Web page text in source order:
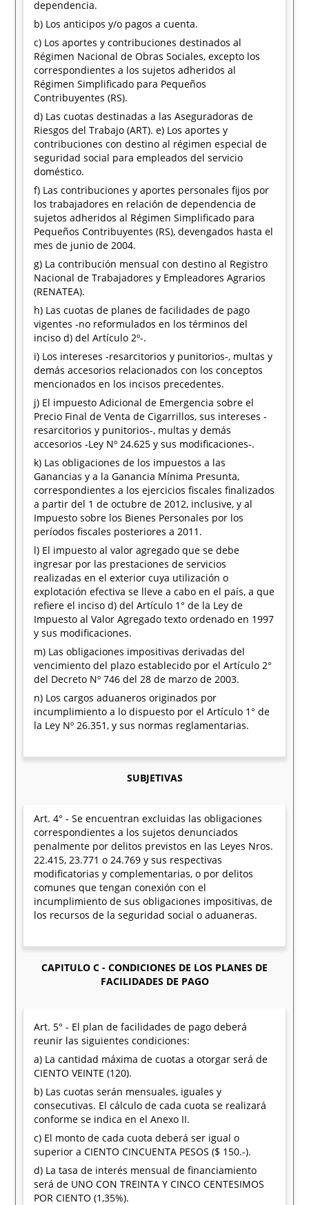
dependencia.
b) Los anticipos y/o pagos a cuenta.
c) Los aportes y contribuciones destinados al
Régimen Nacional de Obras Sociales, excepto los
correspondientes a los sujetos adheridos al
Régimen Simplificado para Pequeños
Contribuyentes (RS).
d) Las cuotas destinadas a las Aseguradoras de
Riesgos del Trabajo (ART). e) Los aportes y
contribuciones con destino al régimen especial de
seguridad social para empleados del servicio
doméstico.
f) Las contribuciones y aportes personales fijos por
los trabajadores en relación de dependencia de
sujetos adheridos al Régimen Simplificado para
Pequeños Contribuyentes (RS), devengados hasta el
mes de junio de 2004.
g) La contribución mensual con destino al Registro
Nacional de Trabajadores y Empleadores Agrarios
(RENATEA).
h) Las cuotas de planes de facilidades de pago
vigentes -no reformulados en los términos del
inciso d) del Artículo 2º-.
i) Los intereses -resarcitorios y punitorios-, multas y
demás accesorios relacionados con los conceptos
mencionados en los incisos precedentes.
j) El impuesto Adicional de Emergencia sobre el
Precio Final de Venta de Cigarrillos, sus intereses -
resarcitorios y punitorios-, multas y demás
accesorios -Ley Nº 24.625 y sus modificaciones-.
k) Las obligaciones de los impuestos a las
Ganancias y a la Ganancia Mínima Presunta,
correspondientes a los ejercicios fiscales finalizados
a partir del 1 de octubre de 2012, inclusive, y al
Impuesto sobre los Bienes Personales por los
períodos fiscales posteriores a 2011.
l) El impuesto al valor agregado que se debe
ingresar por las prestaciones de servicios
realizadas en el exterior cuya utilización o
explotación efectiva se lleve a cabo en el país, a que
refiere el inciso d) del Artículo 1° de la Ley de
Impuesto al Valor Agregado texto ordenado en 1997
y sus modificaciones.
m) Las obligaciones impositivas derivadas del
vencimiento del plazo establecido por el Artículo 2°
del Decreto Nº 746 del 28 de marzo de 2003.
n) Los cargos aduaneros originados por
incumplimiento a lo dispuesto por el Artículo 1° de
la Ley Nº 26.351, y sus normas reglamentarias.
SUBJETIVAS
Art. 4° - Se encuentran excluidas las obligaciones
correspondientes a los sujetos denunciados
penalmente por delitos previstos en las Leyes Nros.
22.415, 23.771 o 24.769 y sus respectivas
modificatorias y complementarias, o por delitos
comunes que tengan conexión con el
incumplimiento de sus obligaciones impositivas, de
los recursos de la seguridad social o aduaneras.
CAPITULO C - CONDICIONES DE LOS PLANES DE
FACILIDADES DE PAGO
Art. 5° - El plan de facilidades de pago deberá
reunir las siguientes condiciones:
a) La cantidad máxima de cuotas a otorgar será de
CIENTO VEINTE (120).
b) Las cuotas serán mensuales, iguales y
consecutivas. El cálculo de cada cuota se realizará
conforme se indica en el Anexo II.
c) El monto de cada cuota deberá ser igual o
superior a CIENTO CINCUENTA PESOS ($ 150.-).
d) La tasa de interés mensual de financiamiento
será de UNO CON TREINTA Y CINCO CENTESIMOS
POR CIENTO (1,35%).